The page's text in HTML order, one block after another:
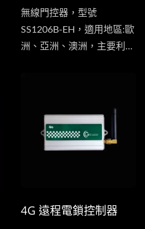
無線門控器，型號
SS1206B-EH，適用地區:歐
洲、亞洲、澳洲，主要利用
器，手機撥打門控器，也不
會產生任何通話費用。
4G 遠程電鎖控制器